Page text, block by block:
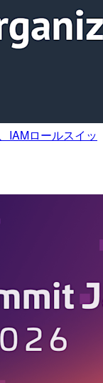
IAMロールスイッ